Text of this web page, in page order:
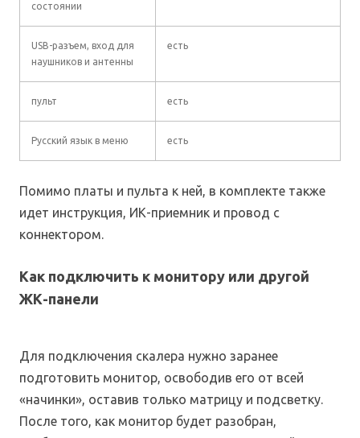
состоянии
USB-разъем, вход для
наушников и антенны
есть
пульт есть
Русский язык в меню есть
Помимо платы и пульта к ней, в комплекте также
идет инструкция, ИК-приемник и провод с
коннектором.
Как подключить к монитору или другой
ЖК-панели
Для подключения скалера нужно заранее
подготовить монитор, освободив его от всей
«начинки», оставив только матрицу и подсветку.
После того, как монитор будет разобран,